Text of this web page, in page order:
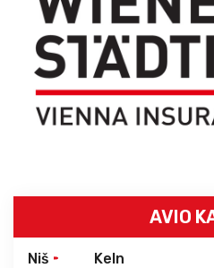
AVIO
Niš Keln